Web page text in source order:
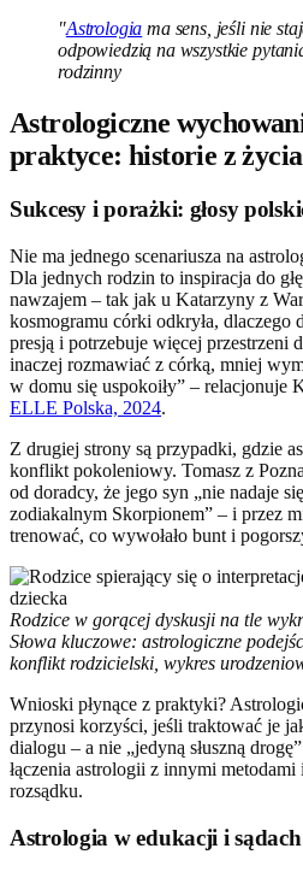
"Astrologia ma sens, jeśli nie
odpowiedzią na wszystkie
rodzinny
Astrologiczne
praktyce: historie z życia
Sukcesy i porażki: głosy
Nie ma jednego scenariusza na
Dla jednych rodzin to inspiracja do
nawzajem – tak jak u Katarzyny z
kosmogramu córki odkryła, dlaczego
presją i potrzebuje więcej przestrzeni
inaczej rozmawiać z córką, mniej
w domu się uspokoiły” – relacjonuje
ELLE Polska, 2024.
Z drugiej strony są przypadki, gdzie
konflikt pokoleniowy. Tomasz z
od doradcy, że jego syn „nie nadaje
zodiakalnym Skorpionem” – i przez
trenować, co wywołało bunt i
Rodzice w gorącej dyskusji na tle
Słowa kluczowe: astrologiczne
konflikt rodzicielski, wykres
Wnioski płynące z praktyki?
przynosi korzyści, jeśli traktować je
dialogu – a nie „jedyną słuszną
łączenia astrologii z innymi
rozsądku.
Astrologia w edukacji i